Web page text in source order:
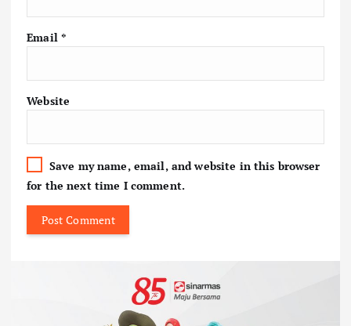
Email *
Website
Save my name, email, and website in this browser
for the next time I comment.